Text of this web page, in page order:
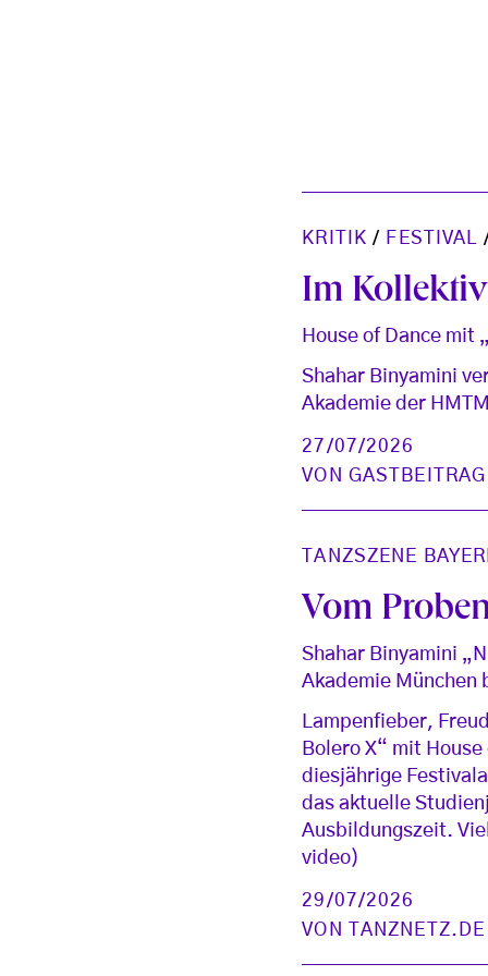
KRITIK / FESTIVAL
Im
House of Dance mit
Shahar Binyamini
Akademie der
27/07/2026
VON GASTBEITRAG
TANZSZENE
Vom
Shahar Binyamini
Akademie München
Lampenfieber,
Bolero X“ mit
diesjährige
das aktuelle
Ausbildungszeit.
video)
29/07/2026
VON